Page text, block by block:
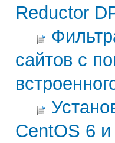
Reductor
сайтов с
CentOS 6 и